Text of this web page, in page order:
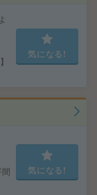
気になる!
気になる!